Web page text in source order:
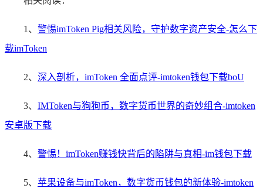
1、 警惕imToken Pig相关风险，守护数字资产安全-怎么下
载imToken
2、 深入剖析，imToken 全面点评-imtoken钱包下载boU
3、 IMToken与狗狗币，数字货币世界的奇妙组合-imtoken
安卓版下载
4、 警惕！imToken赚钱快背后的陷阱与真相-im钱包下载
5、 苹果设备与imToken，数字货币钱包的新体验-imtoken